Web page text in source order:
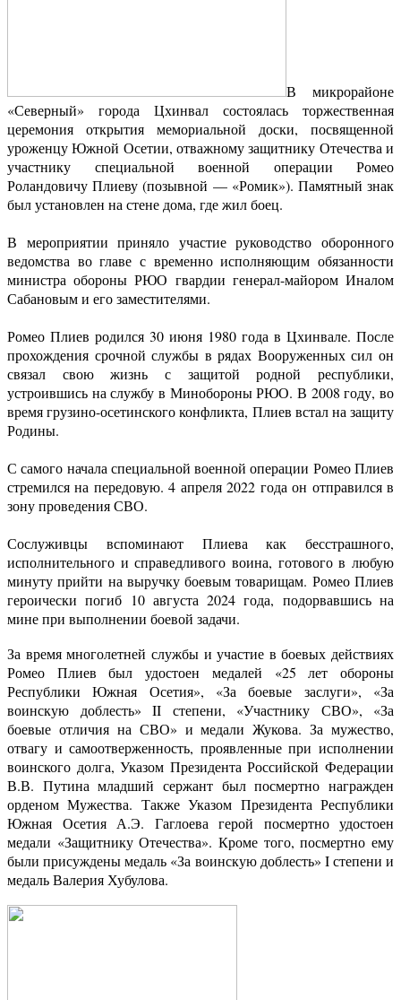
В микрорайоне
«Северный» города Цхинвал состоялась торжественная
церемония открытия мемориальной доски, посвященной
уроженцу Южной Осетии, отважному защитнику Отечества и
участнику специальной военной операции Ромео
Роландовичу Плиеву (позывной — «Ромик»). Памятный знак
был установлен на стене дома, где жил боец.
В мероприятии приняло участие руководство оборонного
ведомства во главе с временно исполняющим обязанности
министра обороны РЮО гвардии генерал-майором Иналом
Сабановым и его заместителями.
Ромео Плиев родился 30 июня 1980 года в Цхинвале. После
прохождения срочной службы в рядах Вооруженных сил он
связал свою жизнь с защитой родной республики,
устроившись на службу в Минобороны РЮО. В 2008 году, во
время грузино-осетинского конфликта, Плиев встал на защиту
Родины.
С самого начала специальной военной операции Ромео Плиев
стремился на передовую. 4 апреля 2022 года он отправился в
зону проведения СВО.
Сослуживцы вспоминают Плиева как бесстрашного,
исполнительного и справедливого воина, готового в любую
минуту прийти на выручку боевым товарищам. Ромео Плиев
героически погиб 10 августа 2024 года, подорвавшись на
мине при выполнении боевой задачи.
За время многолетней службы и участие в боевых действиях
Ромео Плиев был удостоен медалей «25 лет обороны
Республики Южная Осетия», «За боевые заслуги», «За
воинскую доблесть» II степени, «Участнику СВО», «За
боевые отличия на СВО» и медали Жукова. За мужество,
отвагу и самоотверженность, проявленные при исполнении
воинского долга, Указом Президента Российской Федерации
В.В. Путина младший сержант был посмертно награжден
орденом Мужества. Также Указом Президента Республики
Южная Осетия А.Э. Гаглоева герой посмертно удостоен
медали «Защитнику Отечества». Кроме того, посмертно ему
были присуждены медаль «За воинскую доблесть» I степени и
медаль Валерия Хубулова.